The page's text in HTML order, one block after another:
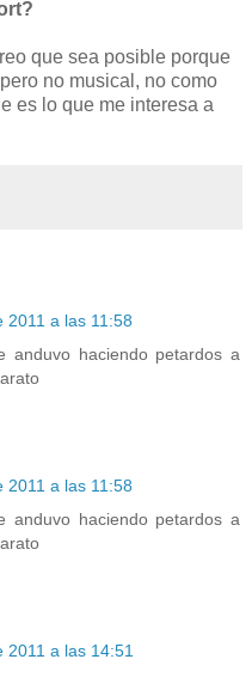
que sea posible porque
no musical, no como
es lo que me interesa a
2011 a las 11:58
anduvo haciendo petardos a
2011 a las 11:58
anduvo haciendo petardos a
2011 a las 14:51